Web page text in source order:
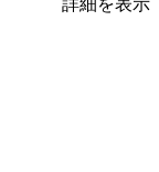
詳細を表示